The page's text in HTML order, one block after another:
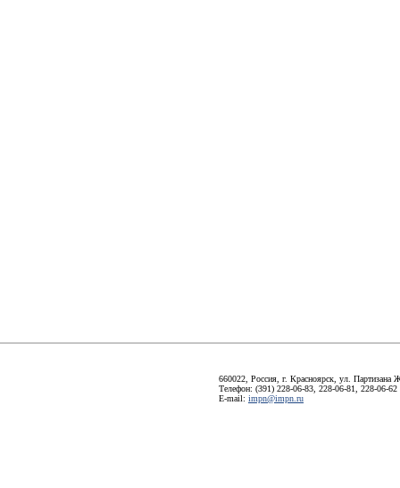
660022, Россия, г. Красноярск, ул. Партизана
Телефон: (391) 228-06-83, 228-06-81, 228-06-62
E-mail: impn@impn.ru